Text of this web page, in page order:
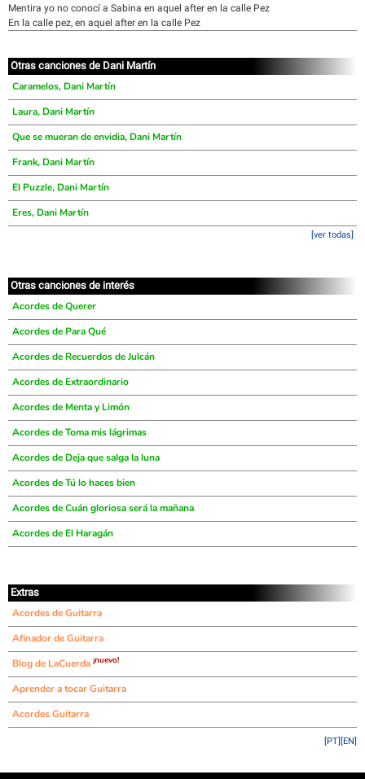
Mentira yo no conocí a Sabina en aquel after en la calle Pez
En la calle pez, en aquel after en la calle Pez
Otras canciones de Dani Martín
Caramelos, Dani Martín
Laura, Dani Martín
Que se mueran de envidia, Dani Martín
Frank, Dani Martín
El Puzzle, Dani Martín
Eres, Dani Martín
[ver todas]
Otras canciones de interés
Acordes de Querer
Acordes de Para Qué
Acordes de Recuerdos de Julcán
Acordes de Extraordinario
Acordes de Menta y Limón
Acordes de Toma mis lágrimas
Acordes de Deja que salga la luna
Acordes de Tú lo haces bien
Acordes de Cuán gloriosa será la mañana
Acordes de El Haragán
Extras
Acordes de Guitarra
Afinador de Guitarra
Blog de LaCuerda ¡nuevo!
Aprender a tocar Guitarra
Acordes Guitarra
[EN]
[PT]